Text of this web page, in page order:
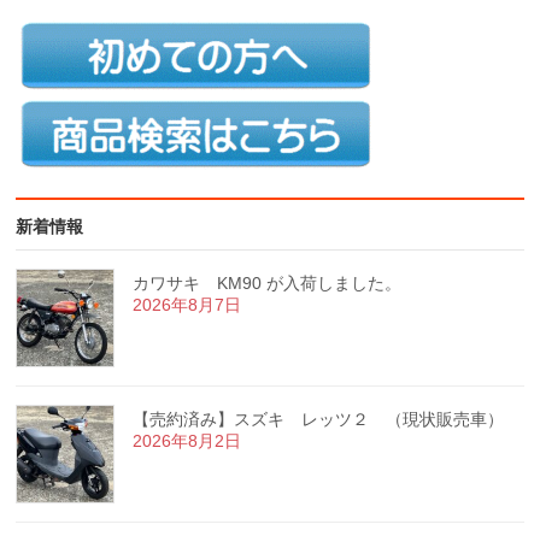
新着情報
カワサキ KM90 が入荷しました。
2026年8月7日
【売約済み】スズキ レッツ２ （現状販売車）
2026年8月2日